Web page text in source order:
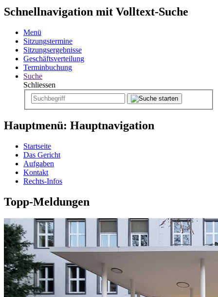
Schnellnavigation mit Volltext-Suche
Menü
Sitzungstermine
Sitzungsergebnisse
Geschäftsverteilung
Terminbuchung
Suche
Schliessen
Hauptmenü: Hauptnavigation
Startseite
Das Gericht
Aufgaben
Kontakt
Rechts-Infos
Topp-Meldungen